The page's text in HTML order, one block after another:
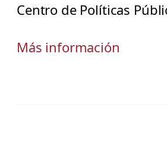
Centro de Políticas
Más información